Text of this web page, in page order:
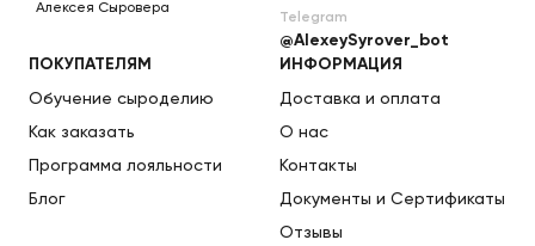
Алексея Сыровера
Telegram
@AlexeySyrover_bot
ПОКУПАТЕЛЯМ
Обучение сыроделию
Как заказать
Программа лояльности
Блог
ИНФОРМАЦИЯ
Доставка и оплата
О нас
Контакты
Документы и Сертификаты
Отзывы